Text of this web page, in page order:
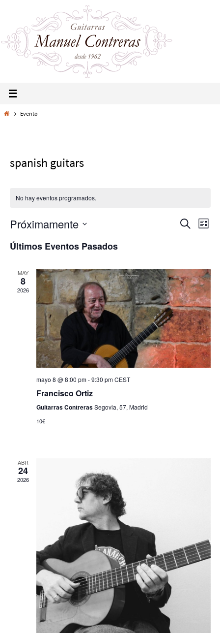
Evento
spanish guitars
No hay eventos programados.
Navegación
vistas
de
Eventos
BuscarLista
Próximamente
fecha.
Últimos Eventos Pasados
MAY
8
2026
mayo 8 @ 8:00 pm-9:30 pm CEST
Francisco Ortiz
Guitarras ContrerasSegovia, 57, Madrid
10€
ABR
24
2026